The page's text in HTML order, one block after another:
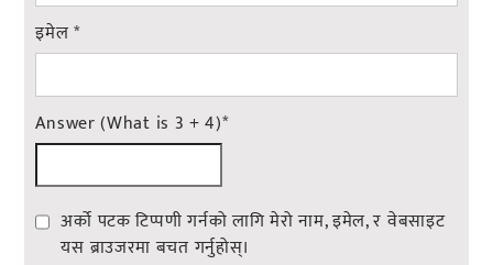
इमेल*
Answer (What is 3 + 4)*
अर्को पटक टिप्पणी गर्नको लागि मेरो नाम, इमेल, र वेबसाइट
यस ब्राउजरमा बचत गर्नुहोस्।